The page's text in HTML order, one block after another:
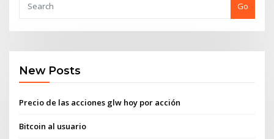
Go
New Posts
Precio de las acciones glw hoy por acción
Bitcoin al usuario